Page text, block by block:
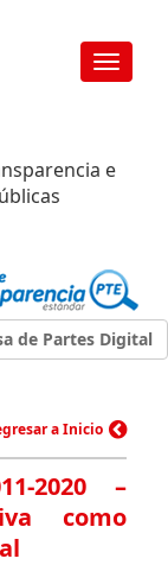
Toggle
e
de Partes Digital
a Inicio
2020 –
como